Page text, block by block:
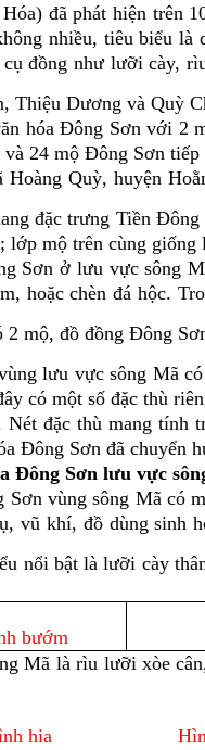
đã phát hiện trên
nhiều, tiêu biểu là
đồng như lưỡi cày,
Thiệu Dương và Quỳ
hóa Đông Sơn với 2
24 mộ Đông Sơn
Quỳ, huyện
đặc trưng Tiền
lớp mộ trên cùng
Sơn ở lưu vực sông
hoặc chèn đá hộc.
2 mộ, đồ đồng Đông
lưu vực sông Mã
có một số đặc thù
đặc thù mang tính
Đông Sơn đã chuyển
Đông Sơn lưu vực
Sơn vùng sông Mã có
vũ khí, đồ dùng sinh
nổi bật là lưỡi cày
bướm
Mã là rìu lưỡi xòe
hia